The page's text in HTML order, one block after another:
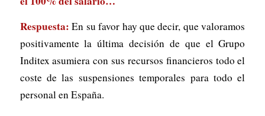
Respuesta:En su favor hay que decir, que valoramos
positivamente la última decisión de que el Grupo
Inditex asumiera con sus recursos financieros todo el
coste de las suspensiones temporales para todo el
personal en España.